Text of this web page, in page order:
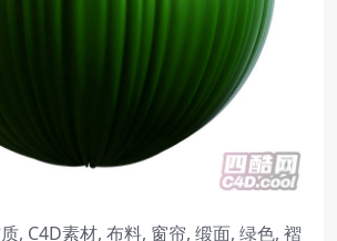
, C4D素材, 布料, 窗帘, 缎面, 绿色, 褶